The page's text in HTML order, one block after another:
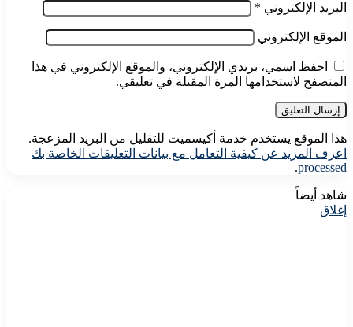
البريد الإلكتروني *
الموقع الإلكتروني
احفظ اسمي، بريدي الإلكتروني، والموقع الإلكتروني في هذا
المتصفح لاستخدامها المرة المقبلة في تعليقي.
هذا الموقع يستخدم خدمة أكيسميت للتقليل من البريد المزعجة.
اعرف المزيد عن كيفية التعامل مع بيانات التعليقات الخاصة بك
processed
.
شاهد أيضاً
إغلاق